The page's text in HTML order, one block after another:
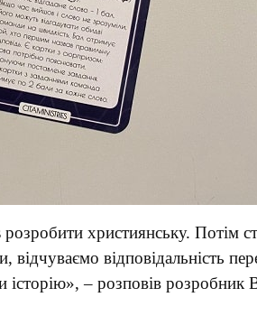
християнську. Потім
відповідальність
історію», – розповів розробник